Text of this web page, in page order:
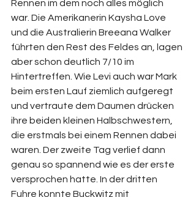
Rennen im dem noch alles möglich
war. Die Amerikanerin Kaysha Love
und die Australierin Breeana Walker
führten den Rest des Feldes an, lagen
aber schon deutlich 7/10 im
Hintertreffen. Wie Levi auch war Mark
beim ersten Lauf ziemlich aufgeregt
und vertraute dem Daumen drücken
ihre beiden kleinen Halbschwestern,
die erstmals bei einem Rennen dabei
waren. Der zweite Tag verlief dann
genau so spannend wie es der erste
versprochen hatte. In der dritten
Fuhre konnte Buckwitz mit